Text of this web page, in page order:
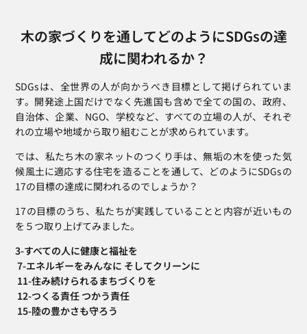
木の家づくりを通してどのようにSDGsの達
成に関われるか？
SDGsは、全世界の人が向かうべき目標として掲げられていま
す。開発途上国だけでなく先進国も含めで全ての国の、政府、
自治体、企業、NGO、学校など、すべての立場の人が、それぞ
れの立場や地域から取り組むことが求められています。
では、私たち木の家ネットのつくり手は、無垢の木を使った気
候風土に適応する住宅を造ることを通して、どのようにSDGsの
17の目標の達成に関われるのでしょうか？
17の目標のうち、私たちが実践していることと内容が近いもの
を５つ取り上げてみました。
3-すべての人に健康と福祉を
7-エネルギーをみんなに そしてクリーンに
11-住み続けられるまちづくりを
12-つくる責任 つかう責任
15-陸の豊かさも守ろう